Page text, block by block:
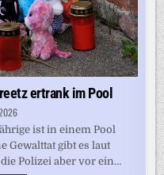
ertrank im Pool
ist in einem Pool
Gewalttat gibt es laut
Polizei aber vor ein…